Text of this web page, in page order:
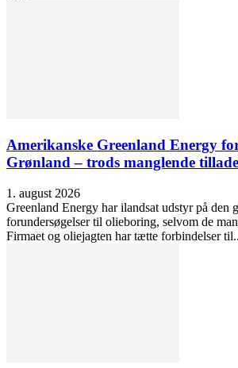
Amerikanske Greenland Energy
Grønland – trods manglende
1. august 2026
Greenland Energy har ilandsat udstyr på den
forundersøgelser til olieboring, selvom de
Firmaet og oliejagten har tætte forbindelser